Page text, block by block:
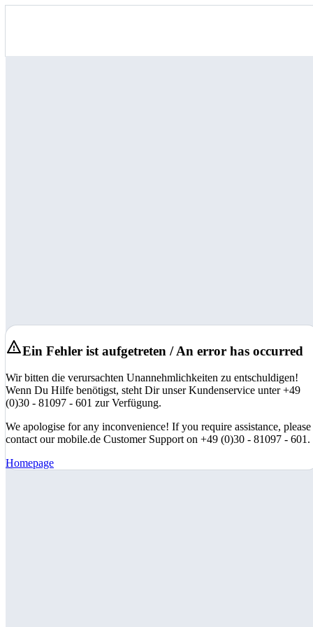
Ein Fehler ist aufgetreten / An error has occurred
Wir bitten die verursachten Unannehmlichkeiten zu entschuldigen!
Wenn Du Hilfe benötigst, steht Dir unser Kundenservice unter +49
(0)30 - 81097 - 601 zur Verfügung.
We apologise for any inconvenience! If you require assistance, please
contact our mobile.de Customer Support on +49 (0)30 - 81097 - 601.
Homepage